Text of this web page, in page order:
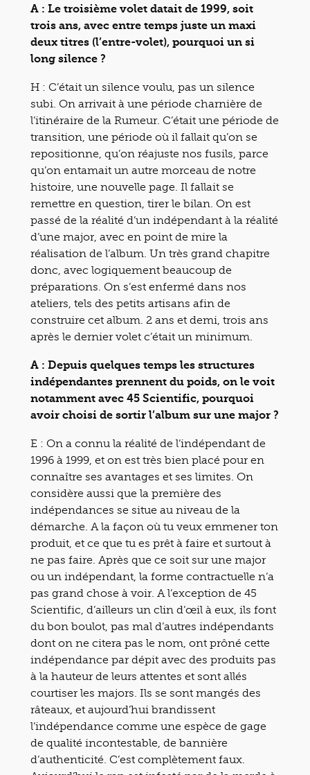
A : Le troisième volet datait de 1999, soit
trois ans, avec entre temps juste un maxi
deux titres (l’entre-volet), pourquoi un si
long silence ?
H : C’était un silence voulu, pas un silence
subi. On arrivait à une période charnière de
l’itinéraire de la Rumeur. C’était une période de
transition, une période où il fallait qu’on se
repositionne, qu’on réajuste nos fusils, parce
qu’on entamait un autre morceau de notre
histoire, une nouvelle page. Il fallait se
remettre en question, tirer le bilan. On est
passé de la réalité d’un indépendant à la réalité
d’une major, avec en point de mire la
réalisation de l’album. Un très grand chapitre
donc, avec logiquement beaucoup de
préparations. On s’est enfermé dans nos
ateliers, tels des petits artisans afin de
construire cet album. 2 ans et demi, trois ans
après le dernier volet c’était un minimum.
A : Depuis quelques temps les structures
indépendantes prennent du poids, on le voit
notamment avec 45 Scientific, pourquoi
avoir choisi de sortir l’album sur une major ?
E : On a connu la réalité de l’indépendant de
1996 à 1999, et on est très bien placé pour en
connaître ses avantages et ses limites. On
considère aussi que la première des
indépendances se situe au niveau de la
démarche. A la façon où tu veux emmener ton
produit, et ce que tu es prêt à faire et surtout à
ne pas faire. Après que ce soit sur une major
ou un indépendant, la forme contractuelle n’a
pas grand chose à voir. A l’exception de 45
Scientific, d’ailleurs un clin d’œil à eux, ils font
du bon boulot, pas mal d’autres indépendants
dont on ne citera pas le nom, ont prôné cette
indépendance par dépit avec des produits pas
à la hauteur de leurs attentes et sont allés
courtiser les majors. Ils se sont mangés des
râteaux, et aujourd’hui brandissent
l’indépendance comme une espèce de gage
de qualité incontestable, de bannière
d’authenticité. C’est complètement faux.